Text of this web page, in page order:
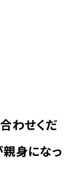
わせくだ
親身になっ